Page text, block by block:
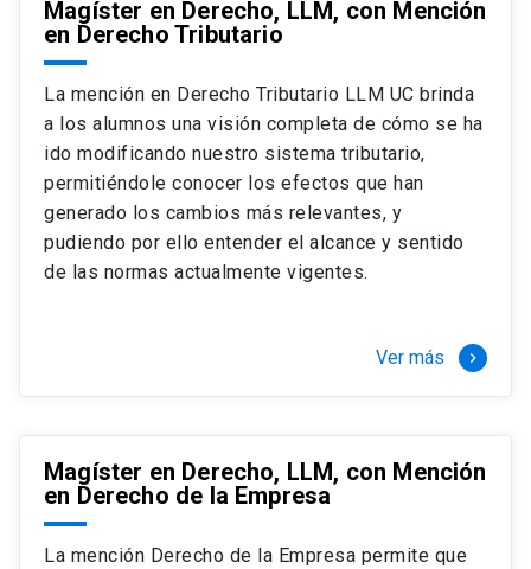
completamente al programa o compatibilizarás un
estudio intenso y exigente, con una muy baja carga
laboral, de marzo a noviembre, para dedicarte
completamente a la actividad de graduación de
diciembre a marzo.
2 cursos mínimos (10 créditos) Primer
semestre
+ 5 cursos a elección (50 créditos) Primer
semestre
+ 4 cursos a elección (40 créditos)
tres meses a tiempo completo (20
Magíster en Derecho, LLM, con Mención
en Derecho Tributario
La mención en Derecho Tributario LLM UC brinda
a los alumnos una visión completa de cómo se ha
ido modificando nuestro sistema tributario,
permitiéndole conocer los efectos que han
generado los cambios más relevantes, y
pudiendo por ello entender el alcance y sentido
de las normas actualmente vigentes.
Ver más keyboard_arrow_right
Magíster en Derecho, LLM, con Mención
en Derecho de la Empresa
La mención Derecho de la Empresa permite que